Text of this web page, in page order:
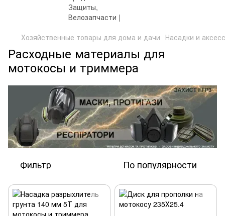
Хозяйственные товары для дома и дачи Насадки и
Расходные материалы для
мотокосы и триммера
Фильтр По популярности